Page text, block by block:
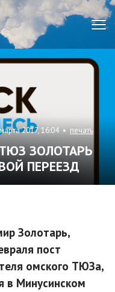
2017, 16:04 • печать
ЗОЛОТАРЬ
ПЕРЕЕЗД
Золотарь,
пост
омского ТЮЗа,
в Минусинском